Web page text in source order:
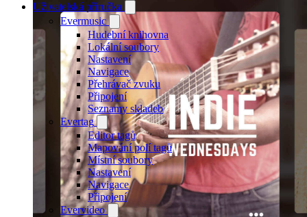
Uživatelská příručka
Evermusic
Hudební knihovna
Lokální soubory
Nastavení
Navigace
Přehrávač zvuku
Připojení
Seznamy skladeb
Evertag
Editor tagů
Mapování polí tagů
Místní soubory
Nastavení
Navigace
Připojení
Evervideo